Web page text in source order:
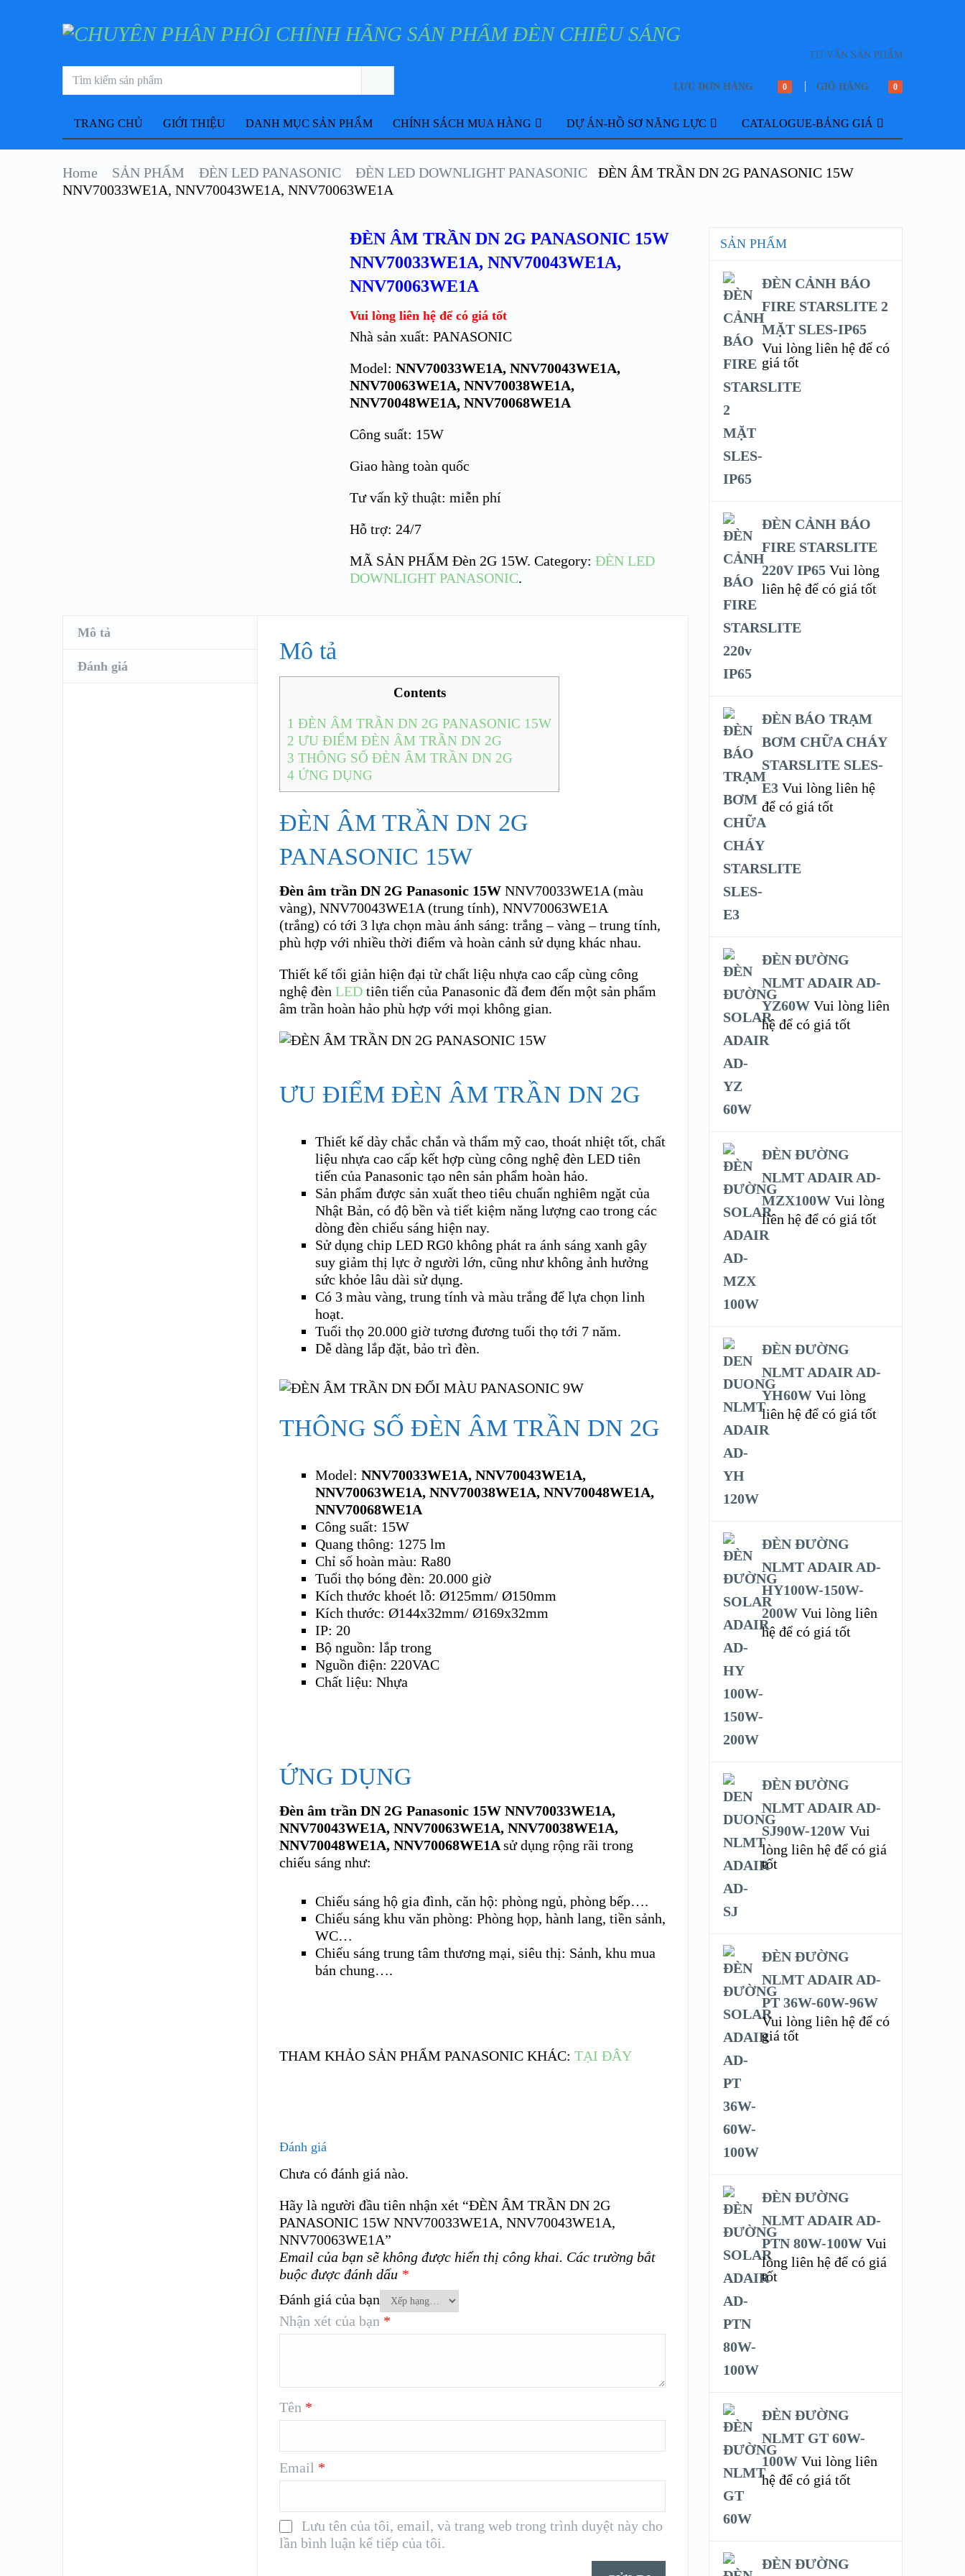
TƯ VẤN SẢN PHẨM
LƯU ĐƠN HÀNG 0 GIỎ HÀNG 0
TRANG CHỦ GIỚI THIỆU DANH MỤC SẢN PHẨM CHÍNH SÁCH MUA HÀNG DỰ ÁN-HỒ SƠ NĂNG LỰC CATALOGUE-BẢNG GIÁ
Home SẢN PHẨM ĐÈN LED PANASONIC ĐÈN LED DOWNLIGHT PANASONIC
ĐÈN ÂM TRẦN DN 2G PANASONIC 15W
NNV70033WE1A, NNV70043WE1A, NNV70063WE1A
ĐÈN ÂM TRẦN DN 2G PANASONIC 15W
NNV70033WE1A, NNV70043WE1A,
NNV70063WE1A
Vui lòng liên hệ để có giá tốt
Nhà sản xuất: PANASONIC
Model: NNV70033WE1A, NNV70043WE1A,
NNV70063WE1A, NNV70038WE1A,
NNV70048WE1A, NNV70068WE1A
Công suất: 15W
Giao hàng toàn quốc
Tư vấn kỹ thuật: miễn phí
Hỗ trợ: 24/7
MÃ SẢN PHẨM Đèn 2G 15W. Category: ĐÈN LED
DOWNLIGHT PANASONIC.
Mô tả
Đánh giá
Mô tả
Contents
1 ĐÈN ÂM TRẦN DN 2G PANASONIC 15W
2 ƯU ĐIỂM ĐÈN ÂM TRẦN DN 2G
3 THÔNG SỐ ĐÈN ÂM TRẦN DN 2G
4 ỨNG DỤNG
ĐÈN ÂM TRẦN DN 2G
PANASONIC 15W
Đèn âm trần DN 2G Panasonic 15W NNV70033WE1A (màu
vàng), NNV70043WE1A (trung tính), NNV70063WE1A
(trắng) có tới 3 lựa chọn màu ánh sáng: trắng – vàng – trung tính,
phù hợp với nhiều thời điểm và hoàn cảnh sử dụng khác nhau.
Thiết kế tối giản hiện đại từ chất liệu nhựa cao cấp cùng công
nghệ đèn LED tiên tiến của Panasonic đã đem đến một sản phẩm
âm trần hoàn hảo phù hợp với mọi không gian.
ƯU ĐIỂM ĐÈN ÂM TRẦN DN 2G
Thiết kế dày chắc chắn và thẩm mỹ cao, thoát nhiệt tốt, chất
liệu nhựa cao cấp kết hợp cùng công nghệ đèn LED tiên
tiến của Panasonic tạo nên sản phẩm hoàn hảo.
Sản phẩm được sản xuất theo tiêu chuẩn nghiêm ngặt của
Nhật Bản, có độ bền và tiết kiệm năng lượng cao trong các
dòng đèn chiếu sáng hiện nay.
Sử dụng chip LED RG0 không phát ra ánh sáng xanh gây
suy giảm thị lực ở người lớn, cũng như không ảnh hưởng
sức khỏe lâu dài sử dụng.
Có 3 màu vàng, trung tính và màu trắng để lựa chọn linh
hoạt.
Tuổi thọ 20.000 giờ tương đương tuổi thọ tới 7 năm.
Dễ dàng lắp đặt, bảo trì đèn.
THÔNG SỐ ĐÈN ÂM TRẦN DN 2G
Model:NNV70033WE1A, NNV70043WE1A,
NNV70063WE1A, NNV70038WE1A, NNV70048WE1A,
NNV70068WE1A
Công suất: 15W
Quang thông: 1275 lm
Chỉ số hoàn màu: Ra80
Tuổi thọ bóng đèn: 20.000 giờ
Kích thước khoét lỗ: Ø125mm/ Ø150mm
Kích thước: Ø144x32mm/ Ø169x32mm
IP: 20
Bộ nguồn: lắp trong
Nguồn điện: 220VAC
Chất liệu: Nhựa
ỨNG DỤNG
Đèn âm trần DN 2G Panasonic 15W NNV70033WE1A,
NNV70043WE1A, NNV70063WE1A, NNV70038WE1A,
NNV70048WE1A, NNV70068WE1Asử dụng rộng rãi trong
chiếu sáng như:
Chiếu sáng hộ gia đình, căn hộ: phòng ngủ, phòng bếp….
Chiếu sáng khu văn phòng: Phòng họp, hành lang, tiền sảnh,
WC…
Chiếu sáng trung tâm thương mại, siêu thị: Sảnh, khu mua
bán chung….
THAM KHẢO SẢN PHẨM PANASONIC KHÁC:TẠI ĐÂY
Đánh giá
Chưa có đánh giá nào.
Hãy là người đầu tiên nhận xét “ĐÈN ÂM TRẦN DN 2G
PANASONIC 15W NNV70033WE1A, NNV70043WE1A,
NNV70063WE1A”
Email của bạn sẽ không được hiển thị công khai. Các trường bắt
buộc được đánh dấu *
Đánh giá của bạn
Nhận xét của bạn *
Tên *
Email *
Lưu tên của tôi, email, và trang web trong trình duyệt này cho
lần bình luận kế tiếp của tôi.
SẢN PHẨM
ĐÈN CẢNH BÁO
FIRE STARSLITE 2
MẶT SLES-IP65
Vui lòng liên hệ để có
giá tốt
ĐÈN CẢNH BÁO
FIRE STARSLITE
220V IP65 Vui lòng
liên hệ để có giá tốt
ĐÈN BÁO TRẠM
BƠM CHỮA CHÁY
STARSLITE SLES-
E3 Vui lòng liên hệ
để có giá tốt
ĐÈN ĐƯỜNG
NLMT ADAIR AD-
YZ60W Vui lòng liên
hệ để có giá tốt
ĐÈN ĐƯỜNG
NLMT ADAIR AD-
MZX100W Vui lòng
liên hệ để có giá tốt
ĐÈN ĐƯỜNG
NLMT ADAIR AD-
YH60W Vui lòng
liên hệ để có giá tốt
ĐÈN ĐƯỜNG
NLMT ADAIR AD-
HY100W-150W-
200W Vui lòng liên
hệ để có giá tốt
ĐÈN ĐƯỜNG
NLMT ADAIR AD-
SJ90W-120W Vui
lòng liên hệ để có giá
tốt
ĐÈN ĐƯỜNG
NLMT ADAIR AD-
PT 36W-60W-96W
Vui lòng liên hệ để có
giá tốt
ĐÈN ĐƯỜNG
NLMT ADAIR AD-
PTN 80W-100W Vui
lòng liên hệ để có giá
tốt
ĐÈN ĐƯỜNG
NLMT GT 60W-
100W Vui lòng liên
hệ để có giá tốt
ĐÈN ĐƯỜNG